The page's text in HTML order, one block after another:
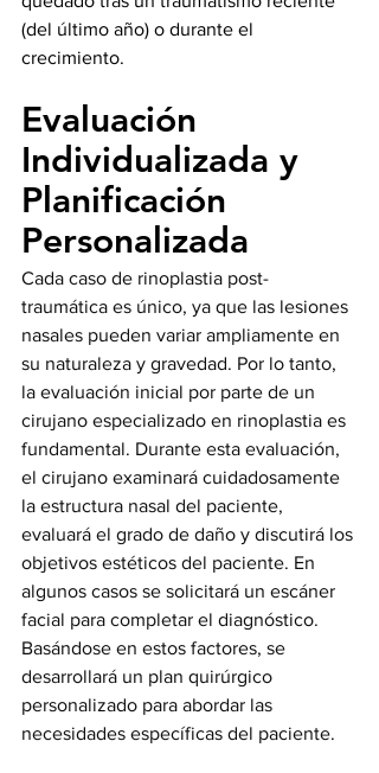
(del último año) o durante el
crecimiento.
Evaluación
Individualizada y
Planificación
Personalizada
Cada caso de rinoplastia post-
traumática es único, ya que las lesiones
nasales pueden variar ampliamente en
su naturaleza y gravedad. Por lo tanto,
la evaluación inicial por parte de un
cirujano especializado en rinoplastia es
fundamental. Durante esta evaluación,
el cirujano examinará cuidadosamente
la estructura nasal del paciente,
evaluará el grado de daño y discutirá los
objetivos estéticos del paciente. En
algunos casos se solicitará un escáner
facial para completar el diagnóstico.
Basándose en estos factores, se
desarrollará un plan quirúrgico
personalizado para abordar las
necesidades específicas del paciente.